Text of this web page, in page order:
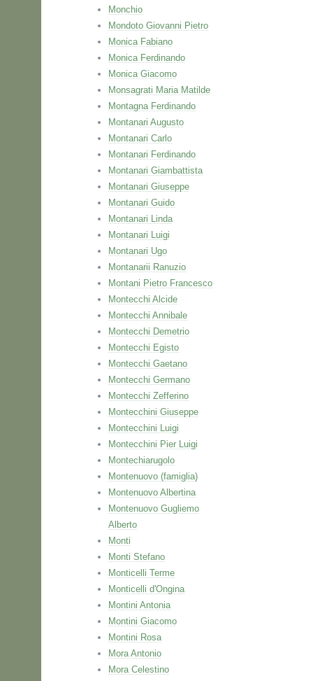
Monchio
Mondoto Giovanni Pietro
Monica Fabiano
Monica Ferdinando
Monica Giacomo
Monsagrati Maria Matilde
Montagna Ferdinando
Montanari Augusto
Montanari Carlo
Montanari Ferdinando
Montanari Giambattista
Montanari Giuseppe
Montanari Guido
Montanari Linda
Montanari Luigi
Montanari Ugo
Montanarii Ranuzio
Montani Pietro Francesco
Montecchi Alcide
Montecchi Annibale
Montecchi Demetrio
Montecchi Egisto
Montecchi Gaetano
Montecchi Germano
Montecchi Zefferino
Montecchini Giuseppe
Montecchini Luigi
Montecchini Pier Luigi
Montechiarugolo
Montenuovo (famiglia)
Montenuovo Albertina
Montenuovo Gugliemo
Alberto
Monti
Monti Stefano
Monticelli Terme
Monticelli d'Ongina
Montini Antonia
Montini Giacomo
Montini Rosa
Mora Antonio
Mora Celestino